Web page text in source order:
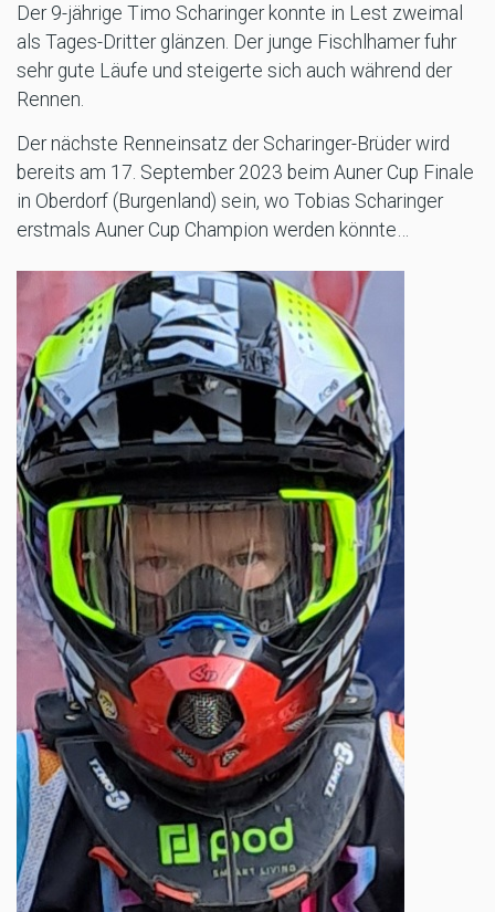
Der 9-jährige Timo Scharinger konnte in Lest zweimal
als Tages-Dritter glänzen. Der junge Fischlhamer fuhr
sehr gute Läufe und steigerte sich auch während der
Rennen.
Der nächste Renneinsatz der Scharinger-Brüder wird
bereits am 17. September 2023 beim Auner Cup Finale
in Oberdorf (Burgenland) sein, wo Tobias Scharinger
erstmals Auner Cup Champion werden könnte…